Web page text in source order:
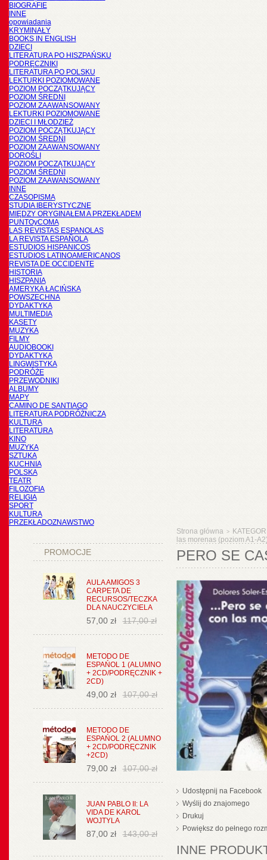
BIOGRAFIE
INNE
opowiadania
KRYMINAŁY
BOOKS IN ENGLISH
DZIECI
LITERATURA PO HISZPAŃSKU
PODRĘCZNIKI
LITERATURA PO POLSKU
LEKTURKI POZIOMOWANE
POZIOM POCZĄTKUJĄCY
POZIOM ŚREDNI
POZIOM ZAAWANSOWANY
LEKTURKI POZIOMOWANE
DZIECI I MŁODZIEŻ
POZIOM POCZĄTKUJĄCY
POZIOM ŚREDNI
POZIOM ZAAWANSOWANY
DOROŚLI
POZIOM POCZĄTKUJĄCY
POZIOM ŚREDNI
POZIOM ZAAWANSOWANY
INNE
CZASOPISMA
STUDIA IBERYSTYCZNE
MIĘDZY ORYGINAŁEM A PRZEKŁADEM
PUNTOyCOMA
LAS REVISTAS ESPANOLAS
LA REVISTA ESPAÑOLA
ESTUDIOS HISPANICOS
ESTUDIOS LATINOAMERICANOS
REVISTA DE OCCIDENTE
HISTORIA
HISZPANIA
AMERYKA ŁACIŃSKA
POWSZECHNA
DYDAKTYKA
MULTIMEDIA
KASETY
MUZYKA
FILMY
AUDIOBOOKI
DYDAKTYKA
LINGWISTYKA
PODRÓŻE
PRZEWODNIKI
ALBUMY
MAPY
CAMINO DE SANTIAGO
LITERATURA PODRÓŻNICZA
KULTURA
LITERATURA
KINO
MUZYKA
SZTUKA
KUCHNIA
POLSKA
TEATR
FILOZOFIA
RELIGIA
SPORT
KULTURA
PRZEKŁADOZNAWSTWO
PROMOCJE
AULA AMIGOS 3
CARPETA DE
RECURSOS/TECZKA
DLA NAUCZYCIELA
57,00 zł 117,00 zł
METODO DE
ESPAŃOL 1 (ALUMNO
+ 2CD/PODRĘCZNIK +
2CD)
49,00 zł 107,00 zł
METODO DE
ESPAŃOL 2 (ALUMNO
+ 2CD/PODRĘCZNIK
+2CD)
79,00 zł 107,00 zł
JUAN PABLO II: LA
VIDA DE KAROL
WOJTYLA
87,00 zł 143,00 zł
Strona główna >
las morenas (poziom A1-
PERO SE
Udostępnij na Facebook
Wyślij do znajomego
Drukuj
Powiększ do pełnego
INNE